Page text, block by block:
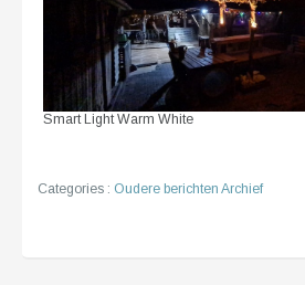
Smart Light Warm White
Categories : Oudere berichten Archief